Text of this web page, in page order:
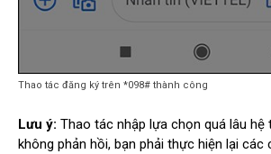
Thao tác đăng ký trên *098# thành công
Lưu ý: Thao tác nhập lựa chọn quá lâu
không phản hồi, bạn phải thực hiện lại